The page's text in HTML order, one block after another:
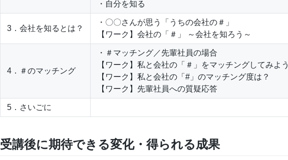
・自分を知る
3．会社を知るとは？
・〇〇さんが思う「うちの会社の＃」
【ワーク】会社の「＃」 ～会社を知ろう～
4．＃のマッチング
・＃マッチング／先輩社員の場合
【ワーク】私と会社の「＃」をマッチングしてみよう
【ワーク】私と会社の「#」のマッチング度は？
【ワーク】先輩社員への質疑応答
5．さいごに
受講後に期待できる変化・得られる成果